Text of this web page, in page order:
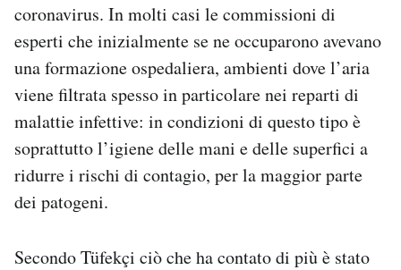
coronavirus. In molti casi le commissioni di
esperti che inizialmente se ne occuparono avevano
una formazione ospedaliera, ambienti dove l’aria
viene filtrata spesso in particolare nei reparti di
malattie infettive: in condizioni di questo tipo è
soprattutto l’igiene delle mani e delle superfici a
ridurre i rischi di contagio, per la maggior parte
dei patogeni.
Secondo Tüfekçi ciò che ha contato di più è stato